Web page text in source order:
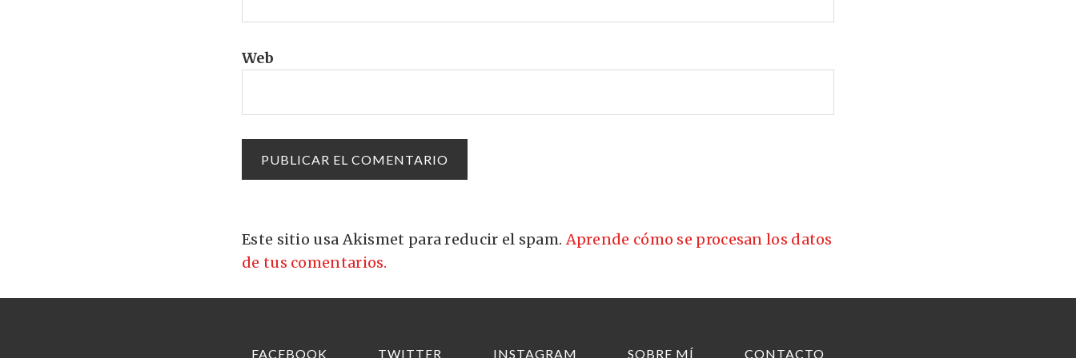
Web
Este sitio usa Akismet para reducir el spam.Aprende cómo se procesan los datos
de tus comentarios.
FACEBOOK TWITTER INSTAGRAM SOBRE MÍ CONTACTO